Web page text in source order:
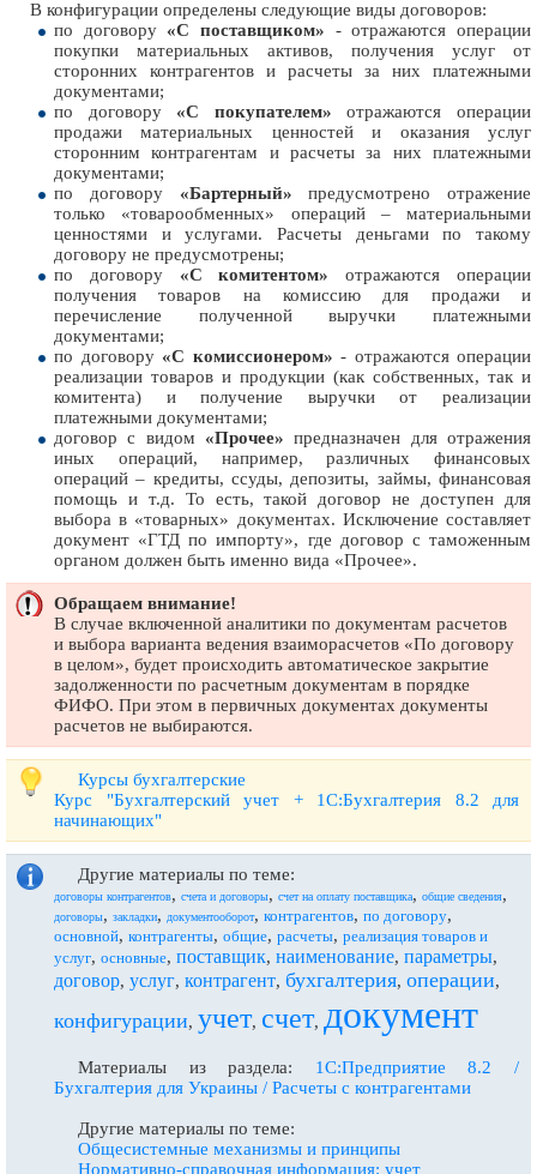
В конфигурации определены следующие виды договоров:
по договору «С поставщиком» - отражаются операции
покупки материальных активов, получения услуг от
сторонних контрагентов и расчеты за них платежными
документами;
по договору «С покупателем» отражаются операции
продажи материальных ценностей и оказания услуг
сторонним контрагентам и расчеты за них платежными
документами;
по договору «Бартерный» предусмотрено отражение
только «товарообменных» операций – материальными
ценностями и услугами. Расчеты деньгами по такому
договору не предусмотрены;
по договору «С комитентом» отражаются операции
получения товаров на комиссию для продажи и
перечисление полученной выручки платежными
документами;
по договору «С комиссионером» - отражаются операции
реализации товаров и продукции (как собственных, так и
комитента) и получение выручки от реализации
платежными документами;
договор с видом «Прочее» предназначен для отражения
иных операций, например, различных финансовых
операций – кредиты, ссуды, депозиты, займы, финансовая
помощь и т.д. То есть, такой договор не доступен для
выбора в «товарных» документах. Исключение составляет
документ «ГТД по импорту», где договор с таможенным
органом должен быть именно вида «Прочее».
Обращаем внимание!
В случае включенной аналитики по документам расчетов
и выбора варианта ведения взаиморасчетов «По договору
в целом», будет происходить автоматическое закрытие
задолженности по расчетным документам в порядке
ФИФО. При этом в первичных документах документы
расчетов не выбираются.
Курсы бухгалтерские
Курс "Бухгалтерский учет + 1С:Бухгалтерия 8.2 для
начинающих"
Другие материалы по теме:
договоры контрагентов, счета и договоры, счет на оплату поставщика, общие сведения,
договоры, закладки, документооборот, контрагентов, по договору,
основной, контрагенты, общие, расчеты, реализация товаров и
услуг, основные, поставщик, наименование, параметры,
договор, услуг, контрагент, бухгалтерия, операции,
конфигурации, учет, счет, документ
Материалы из раздела: 1С:Предприятие 8.2 /
Бухгалтерия для Украины / Расчеты с контрагентами
Другие материалы по теме:
Общесистемные механизмы и принципы
Нормативно-справочная информация: учет